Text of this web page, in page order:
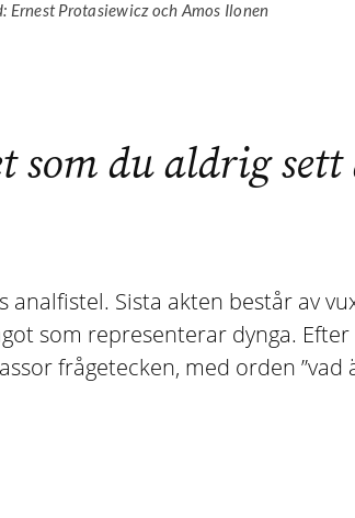
Ernest Protasiewicz och Amos Ilonen
som du aldrig
analfistel. Sista akten består av
som representerar dynga.
frågetecken, med orden ”vad